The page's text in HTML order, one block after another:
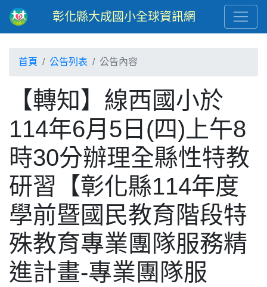
彰化縣大成國小全球資訊網
首頁 公告列表 公告內容
【轉知】線西國小於
114年6月5日(四)上午8
時30分辦理全縣性特教
研習【彰化縣114年度
學前暨國民教育階段特
殊教育專業團隊服務精
進計畫-專業團隊服